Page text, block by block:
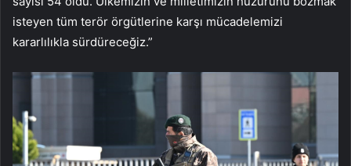
isteyen tüm terör örgütlerine karşı mücadelemizi
kararlılıkla sürdüreceğiz.”